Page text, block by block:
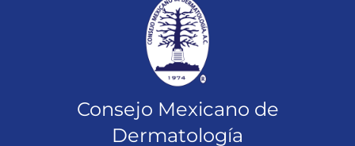
Consejo Mexicano de
Dermatología